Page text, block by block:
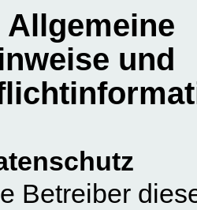
Allgemeine
und
Betreiber